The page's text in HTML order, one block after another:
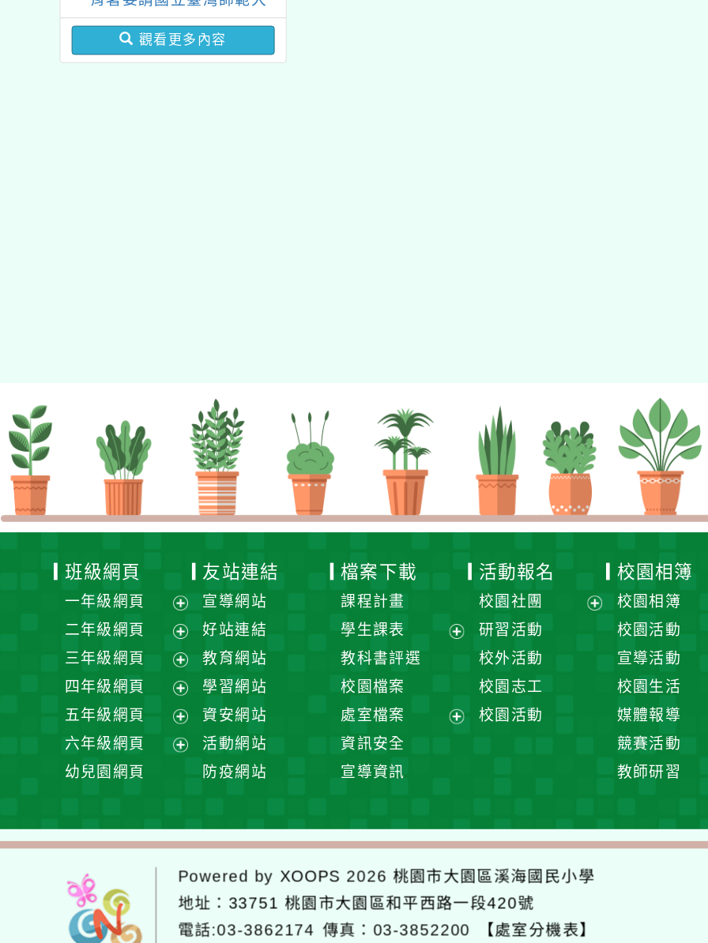
學辦理「114至115年度
健康促進學校輔導計畫師
觀看更多內容
班級網頁
一年級網頁
展
選
單
二年級網頁
展
選
單
三年級網頁
展
開
選
單
四年級網頁
展
開
選
五年級網頁
展
開
六年級網頁
單
幼兒園網頁
友站連結
宣導網站
好站連結
教育網站
學習網站
資安網站
活動網站
防疫網站
檔案下載
課程計畫
學生課表
單
教科書評選
校園檔案
處室檔案
資訊安全
宣導資訊
活動報名
校園社團
研習活動
校外活動
校園志工
校園活動
校園相簿
校園相簿
校園活動
宣導活動
校園生活
媒體報導
競賽活動
教師研習
Powered by XOOPS 2026桃園市大園區溪海國民小學
地址： 33751 桃園市大園區和平西路一段420號
電話:03-3862174 傳真：03-3852200 【處室分機表】